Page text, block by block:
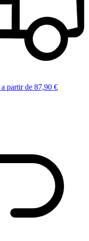
a partir de 87,90 €